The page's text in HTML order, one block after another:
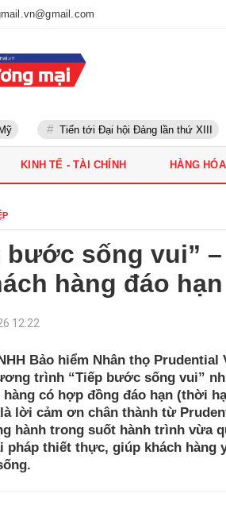
Tiến tới Đại hội Đảng lần thứ XIII
KINH TẾ - TÀI CHÍNH HÀNG
bước sống vui”
hàng đáo
12:22
Bảo hiểm Nhân thọ
trình “Tiếp bước sống vui”
hàng có hợp đồng đáo hạn (thời
lời cảm ơn chân thành từ
hành trong suốt hành trình vừa
pháp thiết thực, giúp khách hàng